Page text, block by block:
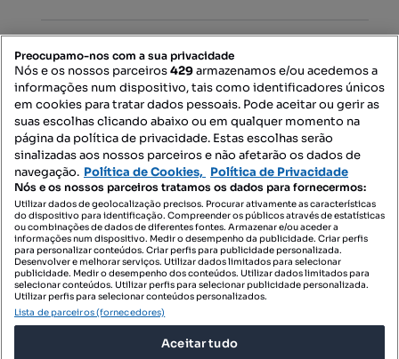
Mapa do Site
Contacte-nos
SIGA-NOS:
DESCARREGAR NA:
Preocupamo-nos com a sua privacidade
Nós e os nossos parceiros429armazenamos e/ou acedemos a
informações num dispositivo, tais como identificadores únicos
em cookies para tratar dados pessoais. Pode aceitar ou gerir as
suas escolhas clicando abaixo ou em qualquer momento na
página da política de privacidade. Estas escolhas serão
sinalizadas aos nossos parceiros e não afetarão os dados de
navegação. Política de Cookies, Política de Privacidade
Nós e os nossos parceiros tratamos os dados para fornecermos:
Utilizar dados de geolocalização precisos. Procurar ativamente as características
do dispositivo para identificação. Compreender os públicos através de estatísticas
ou combinações de dados de diferentes fontes. Armazenar e/ou aceder a
informações num dispositivo. Medir o desempenho da publicidade. Criar perfis
para personalizar conteúdos. Criar perfis para publicidade personalizada.
Desenvolver e melhorar serviços. Utilizar dados limitados para selecionar
publicidade. Medir o desempenho dos conteúdos. Utilizar dados limitados para
selecionar conteúdos. Utilizar perfis para selecionar publicidade personalizada.
Utilizar perfis para selecionar conteúdos personalizados.
Lista de parceiros (fornecedores)
Aceitar tudo